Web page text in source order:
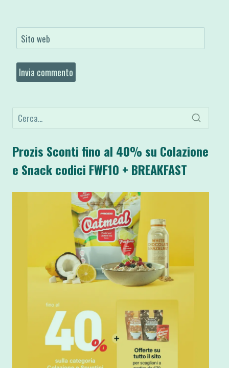
Sito web
Prozis Sconti fino al 40% su Colazione
e Snack codici FWF10 + BREAKFAST